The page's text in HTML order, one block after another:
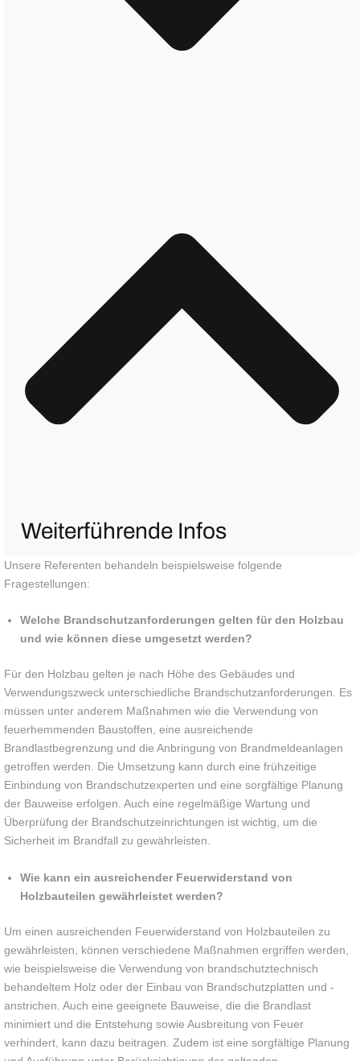
Weiterführende Infos
Unsere Referenten behandeln beispielsweise folgende
Fragestellungen:
Welche Brandschutzanforderungen gelten für den Holzbau
und wie können diese umgesetzt werden?
Für den Holzbau gelten je nach Höhe des Gebäudes und
Verwendungszweck unterschiedliche Brandschutzanforderungen. Es
müssen unter anderem Maßnahmen wie die Verwendung von
feuerhemmenden Baustoffen, eine ausreichende
Brandlastbegrenzung und die Anbringung von Brandmeldeanlagen
getroffen werden. Die Umsetzung kann durch eine frühzeitige
Einbindung von Brandschutzexperten und eine sorgfältige Planung
der Bauweise erfolgen. Auch eine regelmäßige Wartung und
Überprüfung der Brandschutzeinrichtungen ist wichtig, um die
Sicherheit im Brandfall zu gewährleisten.
Wie kann ein ausreichender Feuerwiderstand von
Holzbauteilen gewährleistet werden?
Um einen ausreichenden Feuerwiderstand von Holzbauteilen zu
gewährleisten, können verschiedene Maßnahmen ergriffen werden,
wie beispielsweise die Verwendung von brandschutztechnisch
behandeltem Holz oder der Einbau von Brandschutzplatten und -
anstrichen. Auch eine geeignete Bauweise, die die Brandlast
minimiert und die Entstehung sowie Ausbreitung von Feuer
verhindert, kann dazu beitragen. Zudem ist eine sorgfältige Planung